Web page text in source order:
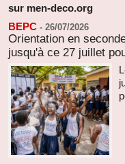
sur men-deco.org
BEPC - 26/07/2026
Orientation en
jusqu'à ce 27 juillet